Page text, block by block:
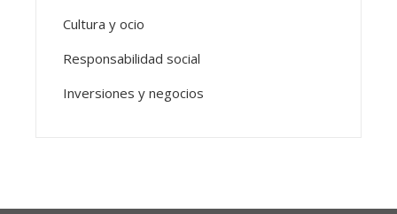
Cultura y ocio
Responsabilidad social
Inversiones y negocios